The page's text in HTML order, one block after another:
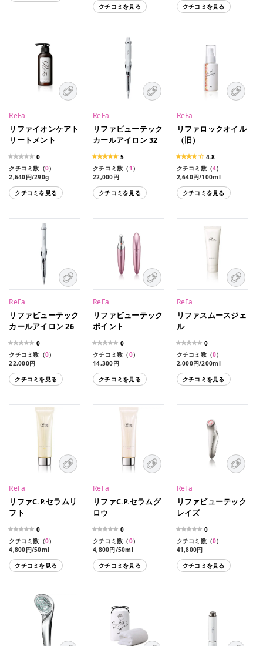
クチコミを見る
クチコミを見る
ReFa
リファイオンケアト
リートメント
0
クチコミ数（0）
2,640円/290g
クチコミを見る
ReFa
リファビューテック
カールアイロン 32
5
クチコミ数（1 ）
22,000円
クチコミを見る
ReFa
リファロックオイル
（旧）
4.8
クチコミ数（4）
2,640円/100ml
クチコミを見る
ReFa
リファビューテック
カールアイロン 26
0
クチコミ数（0）
22,000円
クチコミを見る
ReFa
リファビューテック
ポイント
0
クチコミ数（0）
14,300円
クチコミを見る
ReFa
リファスムースジェ
ル
0
クチコミ数（0）
2,000円/200ml
クチコミを見る
ReFa
リファC.P.セラムリ
フト
0
クチコミ数（0）
4,800円/50ml
クチコミを見る
ReFa
リファC.P.セラムグ
ロウ
0
クチコミ数（0）
4,800円/50ml
クチコミを見る
ReFa
リファビューテック
レイズ
0
クチコミ数（0）
41,800円
クチコミを見る